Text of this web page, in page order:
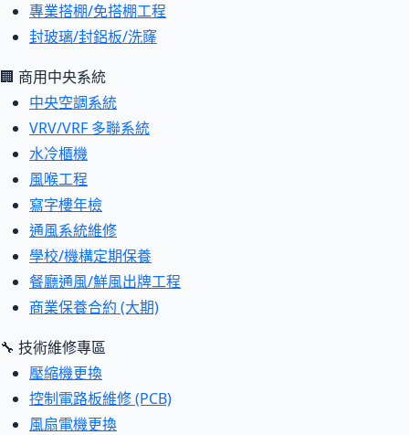
專業搭棚/免搭棚工程
封玻璃/封鋁板/洗窿
🏢 商用中央系統
中央空調系統
VRV/VRF 多聯系統
水冷櫃機
風喉工程
寫字樓年檢
通風系統維修
學校/機構定期保養
餐廳通風/鮮風出牌工程
商業保養合約 (大期)
🔧 技術維修專區
壓縮機更換
控制電路板維修 (PCB)
風扇電機更換